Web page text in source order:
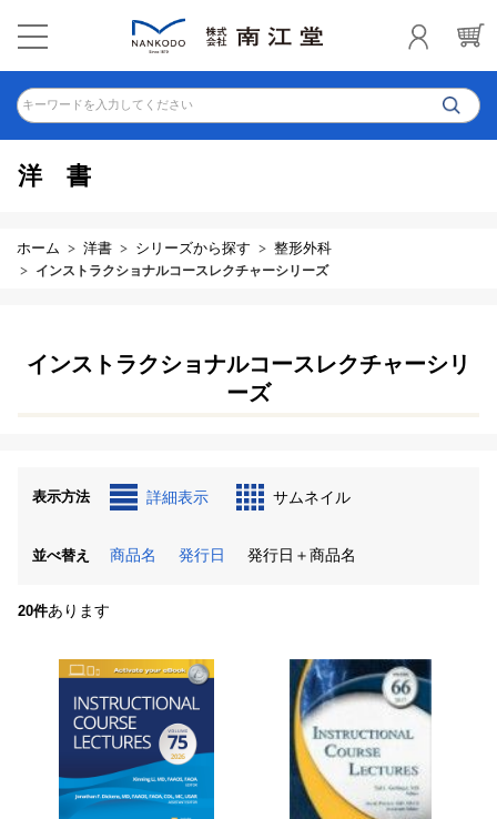
キーワードを入力してください
洋書
ホーム 洋書 シリーズから探す 整形外科
インストラクショナルコースレクチャーシリーズ
インストラクショナルコースレクチャーシリ
ーズ
表示方法 詳細表示 サムネイル
並べ替え 商品名 発行日 発行日＋商品名
20件あります